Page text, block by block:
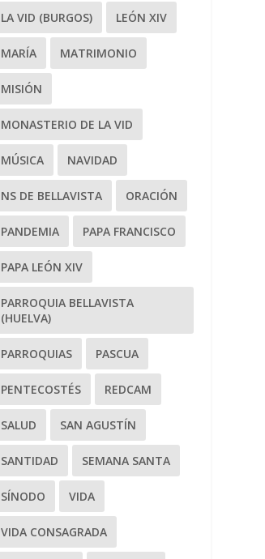
LA VID (BURGOS) LEÓN XIV
MARÍA MATRIMONIO
MISIÓN
MONASTERIO DE LA VID
MÚSICA NAVIDAD
NS DE BELLAVISTA ORACIÓN
PANDEMIA PAPA FRANCISCO
PAPA LEÓN XIV
PARROQUIA BELLAVISTA
(HUELVA)
PARROQUIAS PASCUA
PENTECOSTÉS REDCAM
SALUD SAN AGUSTÍN
SANTIDAD SEMANA SANTA
SÍNODO VIDA
VIDA CONSAGRADA